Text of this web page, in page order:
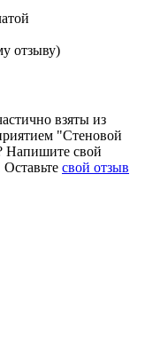
отзыву)
взяты из
"Стеновой
Напишите свой
свой отзыв